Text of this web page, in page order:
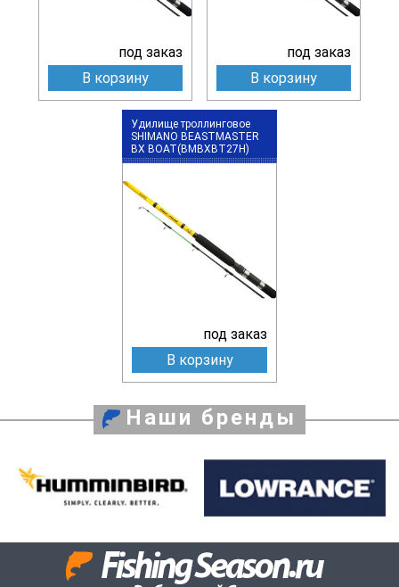
под заказ
В корзину
под заказ
В корзину
Удилище троллинговое
SHIMANO BEASTMASTER
BX BOAT(BMBXBT27H)
под заказ
В корзину
Наши бренды